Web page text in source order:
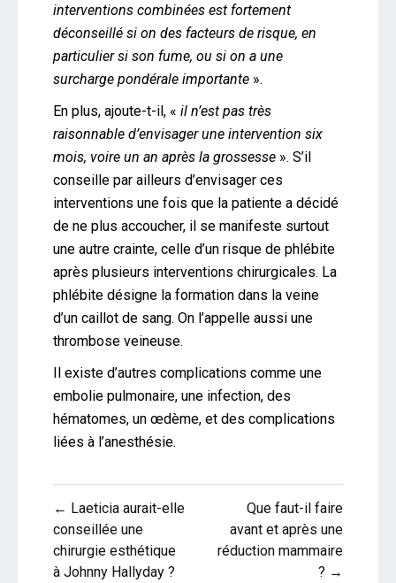
interventions combinées est fortement
déconseillé si on des facteurs de risque, en
particulier si son fume, ou si on a une
surcharge pondérale importante ».
En plus, ajoute-t-il, « il n’est pas très
raisonnable d’envisager une intervention six
mois, voire un an après la grossesse ». S’il
conseille par ailleurs d’envisager ces
interventions une fois que la patiente a décidé
de ne plus accoucher, il se manifeste surtout
une autre crainte, celle d’un risque de phlébite
après plusieurs interventions chirurgicales. La
phlébite désigne la formation dans la veine
d’un caillot de sang. On l’appelle aussi une
thrombose veineuse.
Il existe d’autres complications comme une
embolie pulmonaire, une infection, des
hématomes, un œdème, et des complications
liées à l’anesthésie.
Navigation
de
l’article
← Laeticia aurait-elle
conseillée une
chirurgie esthétique
à Johnny Hallyday ?
Que faut-il faire
avant et après une
réduction mammaire
? →